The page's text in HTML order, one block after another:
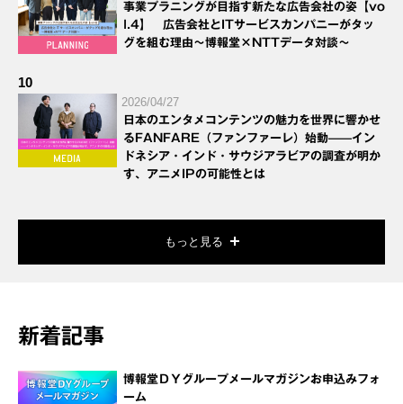
事業プラニングが目指す新たな広告会社の姿【vo
l.4】 広告会社とITサービスカンパニーがタッ
グを組む理由～博報堂×NTTデータ対談～
10
2026/04/27
日本のエンタメコンテンツの魅力を世界に響かせ
るFANFARE（ファンファーレ）始動——イン
ドネシア・インド・サウジアラビアの調査が明か
す、アニメIPの可能性とは
もっと見る
新着記事
博報堂ＤＹグループメールマガジンお申込みフォ
ーム